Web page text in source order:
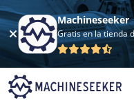
Machineseeker